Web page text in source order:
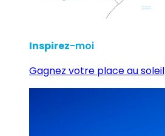
Inspirez-moi
Gagnez votre place au soleil